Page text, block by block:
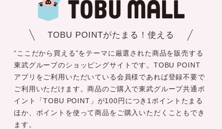
TOBU POINTがたまる！使える
“ここだから買える”をテーマに厳選された商品を販売する
東武グループのショッピングサイトです。TOBU POINT
アプリをご利用いただいている会員様であれば登録不要で
ご利用いただけます。商品のご購入で東武グループ共通ポ
イント「TOBU POINT」が100円につき1ポイントたまる
ほか、ポイントを使って商品をご購入いただくこともでき
ます。